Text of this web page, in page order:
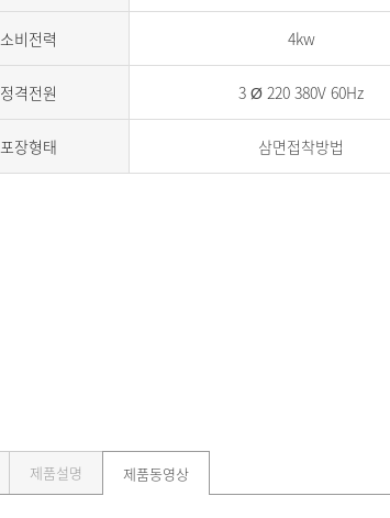
소비전력 4kw
정격전원 3 Ø 220 380V 60Hz
포장형태 삼면접착방법
제품설명 제품동영상